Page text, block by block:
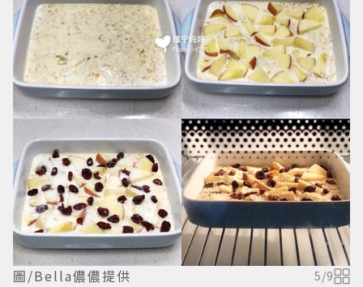
圖/Bella儂儂提供 5/9